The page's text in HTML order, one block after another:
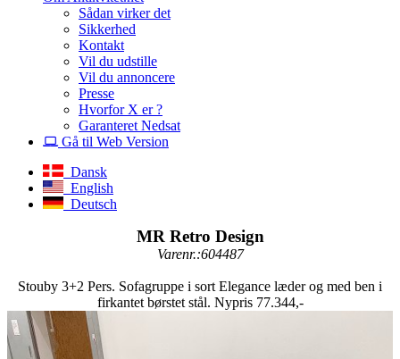
Sådan virker det
Sikkerhed
Kontakt
Vil du udstille
Vil du annoncere
Presse
Hvorfor X er ?
Garanteret Nedsat
Gå til Web Version
Dansk
English
Deutsch
MR Retro Design
Varenr.:604487
Stouby 3+2 Pers. Sofagruppe i sort Elegance læder og med ben i
firkantet børstet stål. Nypris 77.344,-